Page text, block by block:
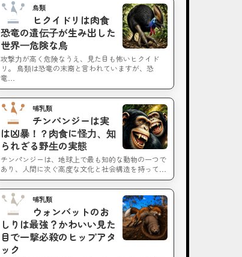
No.2
鳥類
ヒクイドリは肉食
恐竜の遺伝子が生み出した
世界一危険な鳥
攻撃力が高く危険なうえ、見た目も怖いヒクイド
リ。 鳥類は恐竜の末裔と言われていますが、恐
竜…
No.3
哺乳類
チンパンジーは実
は凶暴！？肉食に怪力、知
られざる野生の実態
チンパンジーは、地球上で最も知的な動物の一つで
あり、人間に次ぐ高度な文化と社会構造を持って…
No.4
哺乳類
ウォンバットのお
しりは最強？かわいい見た
目で一撃必殺のヒップアタ
ック